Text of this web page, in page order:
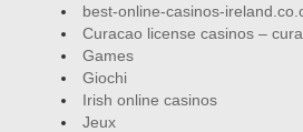
best-online-casinos-
Curacao license casinos –
Games
Giochi
Irish online casinos
Jeux